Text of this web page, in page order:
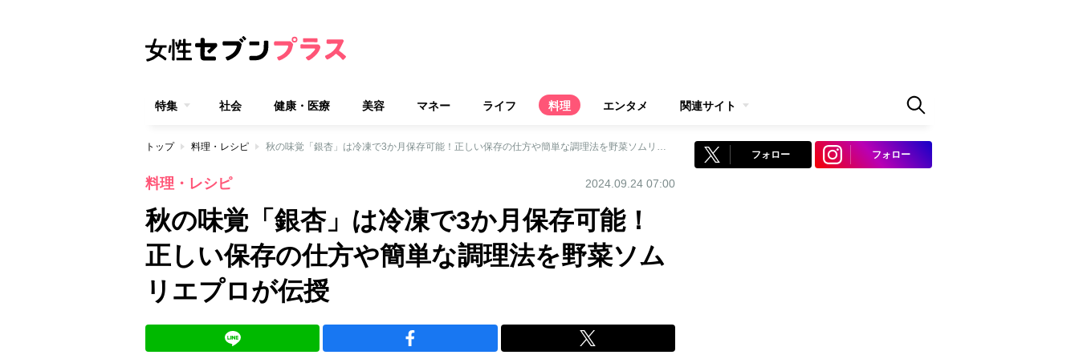
特集 社会 健康・医療 美容 マネー ライフ 料理 エンタメ 関連サイト
トップ 料理・レシピ 秋の味覚「銀杏」は冷凍で3か月保存可能！正しい保存の仕方や簡単な調理法を野菜ソムリエプロが伝授
料理・レシピ 2024.09.24 07:00
秋の味覚「銀杏」は冷凍で3か月保存可能！
正しい保存の仕方や簡単な調理法を野菜ソム
リエプロが伝授
フォロー フォロー